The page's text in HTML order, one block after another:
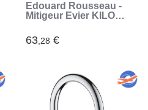
Edouard Rousseau -
Mitigeur Evier KILOO -
63,28 €